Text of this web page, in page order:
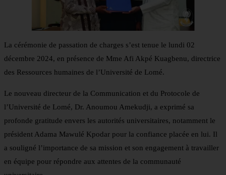
La cérémonie de passation de charges s’est tenue le lundi 02
décembre 2024, en présence de Mme Afi Akpé Kuagbenu, directrice
des Ressources humaines de l’Université de Lomé.
Le nouveau directeur de la Communication et du Protocole de
l’Université de Lomé, Dr. Anoumou Amekudji, a exprimé sa
profonde gratitude envers les autorités universitaires, notamment le
président Adama Mawulé Kpodar pour la confiance placée en lui. Il
a souligné l’importance de sa mission et son engagement à travailler
en équipe pour répondre aux attentes de la communauté